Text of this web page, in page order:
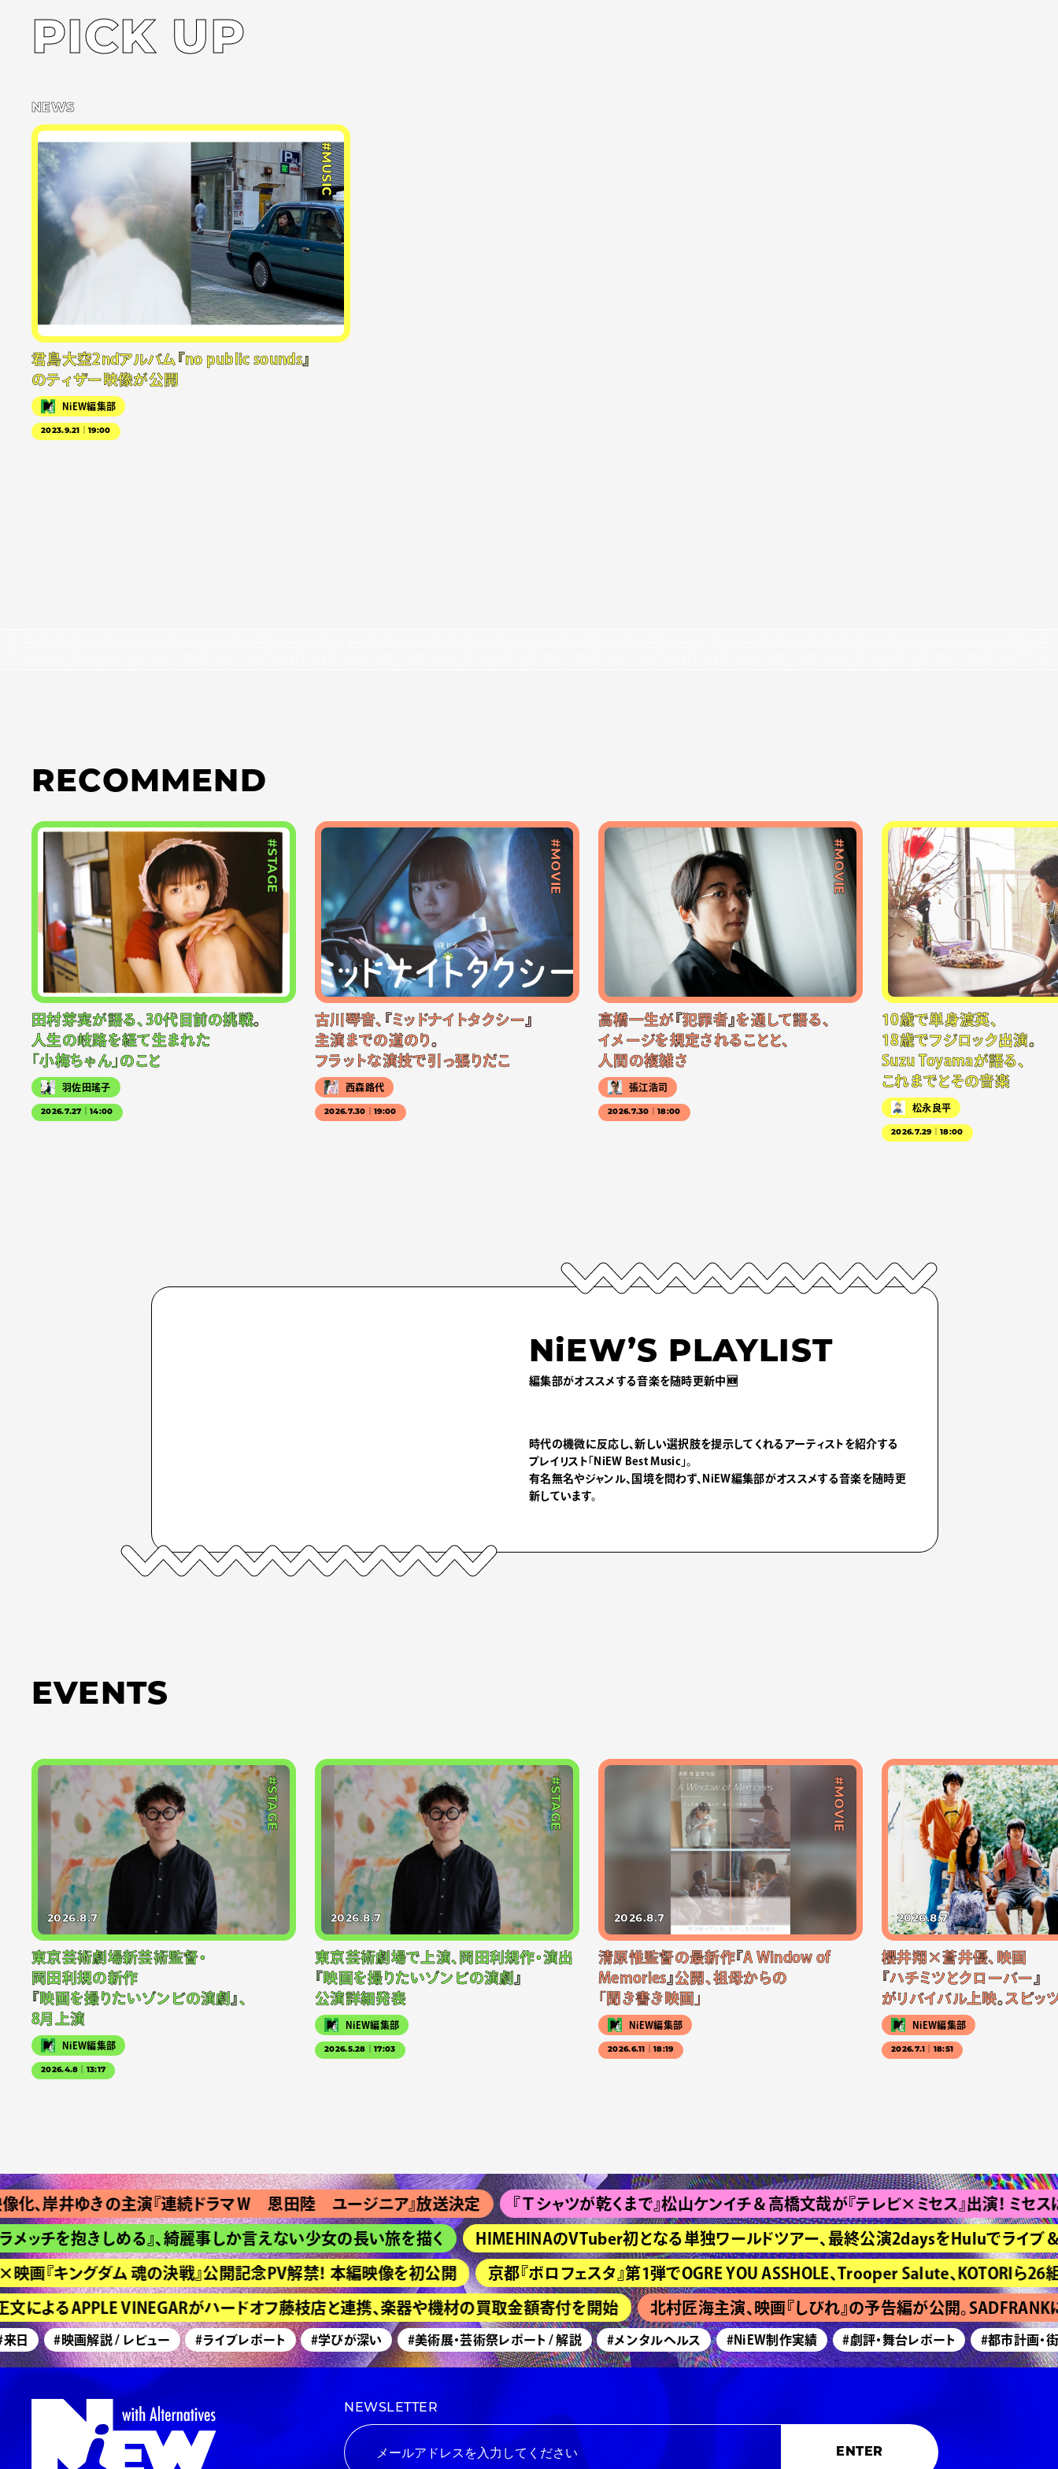
PICK UP
NEWS
#MUSIC
君島大空2ndアルバム『no public sounds』
のティザー映像が公開
NiEW編集部
2023.9.21｜19:00
RECOMMEND
#STAGE
田村芽実が語る、30代目前の挑戦。
人生の岐路を経て生まれた
「小梅ちゃん」のこと
羽佐田瑤子
2026.7.27｜14:00
#MOVIE
古川琴音、『ミッドナイトタクシー』
主演までの道のり。
フラットな演技で引っ張りだこ
西森路代
2026.7.30｜19:00
#MOVIE
高橋一生が『犯罪者』を通して語る、
イメージを規定されることと、
人間の複雑さ
張江浩司
2026.7.30｜18:00
10歳で単身渡英、
18歳でフジロック出演。
Suzu Toyamaが語る、
これまでとその音楽
松永良平
2026.7.29｜18:00
NiEW’S PLAYLIST
編集部がオススメする音楽を随時更新中🆕
時代の機微に反応し、新しい選択肢を提示してくれるアーティストを紹介する
プレイリスト「NiEW Best Music」。
有名無名やジャンル、国境を問わず、NiEW編集部がオススメする音楽を随時更
新しています。
EVENTS
#STAGE
2026.8.7
東京芸術劇場新芸術監督・
岡田利規の新作
『映画を撮りたいゾンビの演劇』、
8月上演
NiEW編集部
2026.4.8｜13:17
#STAGE
2026.8.7
東京芸術劇場で上演、岡田利規作・演出
『映画を撮りたいゾンビの演劇』
公演詳細発表
NiEW編集部
2026.5.28｜17:03
#MOVIE
2026.8.7
清原惟監督の最新作『A Window of
Memories』公開、祖母からの
「聞き書き映画」
NiEW編集部
2026.6.11｜18:19
2026.8.7
櫻井翔×蒼井優、映画
『ハチミツとクローバー』
がリバイバル上映。スピ
NiEW編集部
2026.7.1｜18:51
岸井ゆきの主演『連続ドラマＷ 恩田陸 ユージニア』放送決定 『Ｔシャツが乾くまで』松山ケンイチ＆高橋文哉が『テレビ×ミセス』出演！ ミセスは
チを抱きしめる』、綺麗事しか言えない少女の長い旅を描く HIMEHINAのVTuber初となる単独ワールドツアー、最終公演2daysをHuluでライブ＆見
『キングダム 魂の決戦』公開記念PV解禁！ 本編映像を初公開 京都『ボロフェスタ』第1弾でOGRE YOU ASSHOLE、Trooper Salute、KOTORIら26組発
よるAPPLE VINEGARがハードオフ藤枝店と連携、楽器や機材の買取金額寄付を開始 北村匠海主演、映画『しびれ』の予告編が公開。SADFRANK
#映画解説 / レビュー #ライブレポート #学びが深い #美術展・芸術祭レポート / 解説 #メンタルヘルス #NiEW制作実績 #劇評・舞台レポート #都市計画・街づ
NEWSLETTER
ENTER